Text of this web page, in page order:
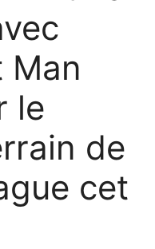
Man
le
de
cet